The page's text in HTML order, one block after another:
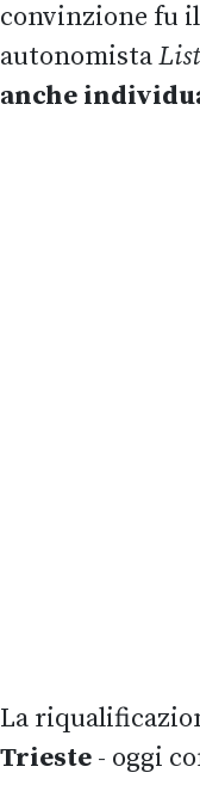
convinzione fu
autonomista
anche
La
Trieste - oggi